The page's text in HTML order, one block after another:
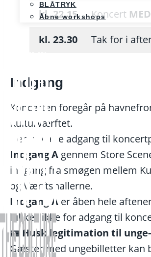
BLÅTRYK
Åbne workshops
kl. 22.15
Koncert
kl. 23.30
Tak for i
Indgang
Koncerten foregår på
Kulturværftet.
Der vil være adgang til
Indgang Agennem Store
indgang fra smøgen mellem
og Værftshallerne.
Indgang A er åben hele
lukkes ikke for adgang til
🪪 Husk legitimation til
Gæster med ungebilletter kan